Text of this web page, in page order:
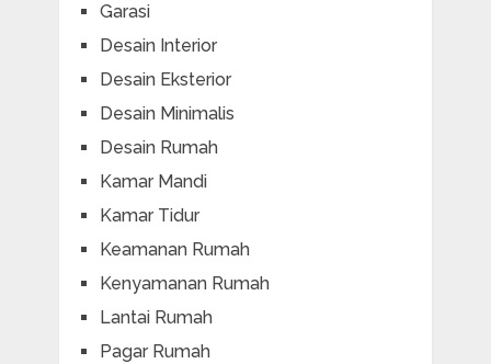
Garasi
Desain Interior
Desain Eksterior
Desain Minimalis
Desain Rumah
Kamar Mandi
Kamar Tidur
Keamanan Rumah
Kenyamanan Rumah
Lantai Rumah
Pagar Rumah